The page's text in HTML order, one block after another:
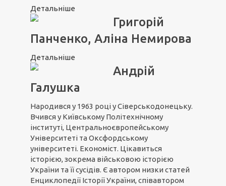
Детальніше
Григорій
Панченко, Аліна Немирова
Детальніше
Андрій
Галушка
Народився у 1963 році у Сіверськодонецьку.
Вчився у Київському Політехнічному
інституті, Центральноєвропейському
Університеті та Оксфордському
університеті. Економіст. Цікавиться
історією, зокрема військовою історією
України та її сусідів. Є автором низки статей
Енциклопедії Історії України, співавтором